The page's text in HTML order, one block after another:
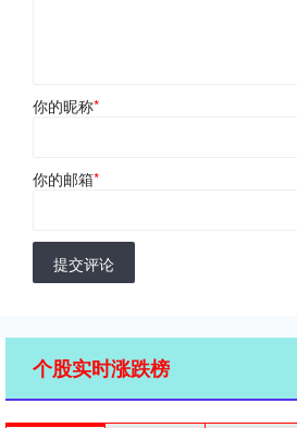
你的昵称*
你的邮箱*
提交评论
个股实时涨跌榜